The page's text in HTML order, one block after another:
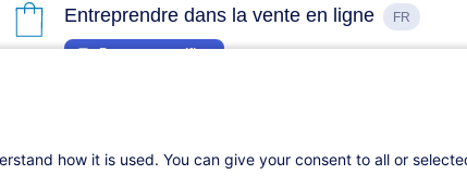
Entreprendre dans la vente en ligne FR
Parcours certifiant
how it is used. You can give your consent to all or